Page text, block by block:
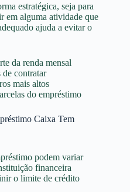
estratégica, seja para
em alguma atividade que
ajuda a evitar o
da renda mensal
de contratar
mais altos
do empréstimo
Caixa Tem
podem variar
financeira
o limite de crédito